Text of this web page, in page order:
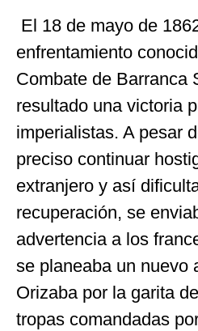
El 18 de mayo de
enfrentamiento
Combate de Barranca
resultado una victoria
imperialistas. A pesar
preciso continuar
extranjero y así
recuperación, se
advertencia a los
se planeaba un nuevo
Orizaba por la garita
tropas comandadas